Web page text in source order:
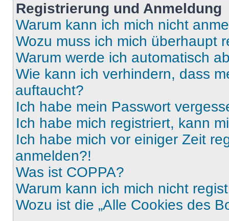
Registrierung und Anmeldung
Warum kann ich mich nicht
Wozu muss ich mich überhaupt
Warum werde ich automatisch
Wie kann ich verhindern, dass
auftaucht?
Ich habe mein Passwort
Ich habe mich registriert, kann
Ich habe mich vor einiger Zeit
anmelden?!
Was ist COPPA?
Warum kann ich mich nicht
Wozu ist die „Alle Cookies des